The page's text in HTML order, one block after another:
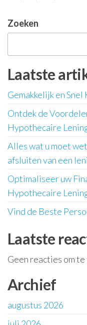
Zoeken
Laatste
Gemakkelijk en
Ontdek de
Hypothecaire
Alles wat u moet
afsluiten van een
Optimaliseer uw
Hypothecaire
Vind de Beste
Laatste
Geen reacties om te
Archief
augustus 2026